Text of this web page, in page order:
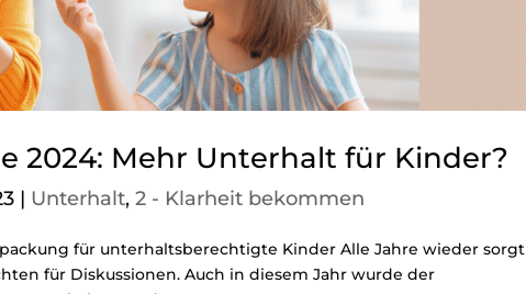
2024: Mehr Unterhalt für Kinder?
| Unterhalt,2 - Klarheit bekommen
für unterhaltsberechtigte Kinder Alle Jahre wieder sorgt
für Diskussionen. Auch in diesem Jahr wurde der